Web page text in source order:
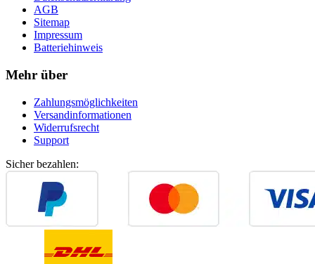
AGB
Sitemap
Impressum
Batteriehinweis
Mehr über
Zahlungsmöglichkeiten
Versandinformationen
Widerrufsrecht
Support
Sicher bezahlen: